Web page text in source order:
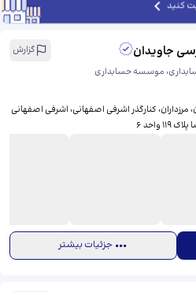
کنید
جاویدان
گزارش
موسسه حسابداری
منطقه ۲ شهر تهران، مرزداران، کنارگذر اشرفی اصفهانی، ​اشرفی اصفهانی
واحد 6
جزئیات بیشتر